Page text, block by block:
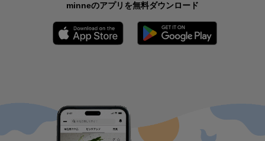
minneのアプリを無料ダウンロード